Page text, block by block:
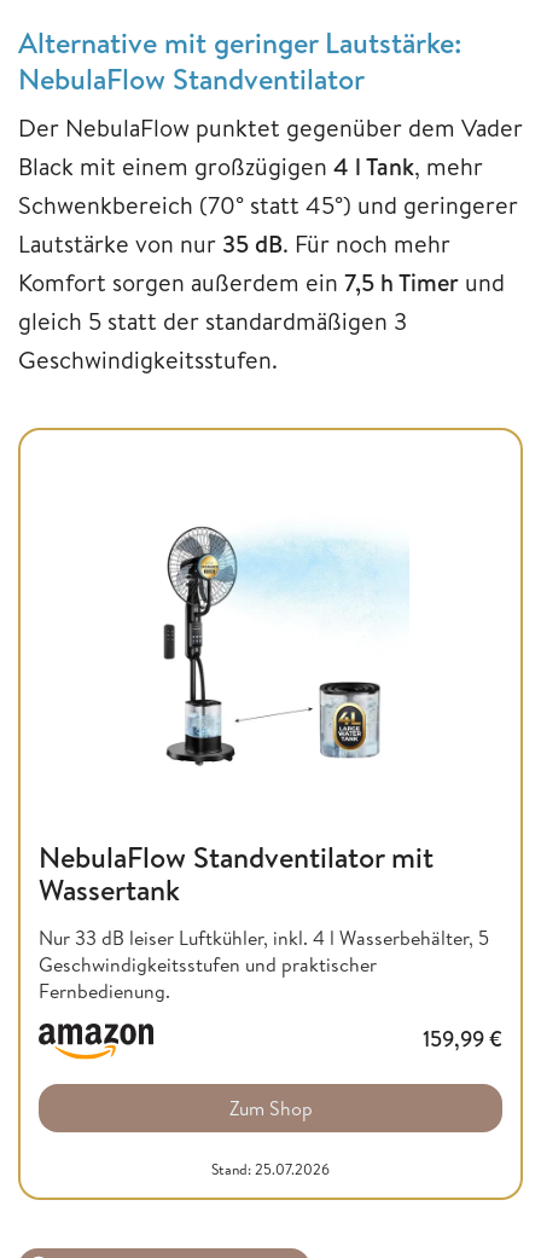
Alternative mit geringer Lautstärke:
NebulaFlow Standventilator
Der NebulaFlow punktet gegenüber dem Vader
Black mit einem großzügigen 4 l Tank, mehr
Schwenkbereich (70° statt 45°) und geringerer
Lautstärke von nur 35 dB. Für noch mehr
Komfort sorgen außerdem ein 7,5 h Timer und
gleich 5 statt der standardmäßigen 3
Geschwindigkeitsstufen.
NebulaFlow Standventilator mit
Wassertank
Nur 33 dB leiser Luftkühler, inkl. 4 l Wasserbehälter, 5
Geschwindigkeitsstufen und praktischer
Fernbedienung.
159,99€
Zum Shop
Stand: 25.07.2026